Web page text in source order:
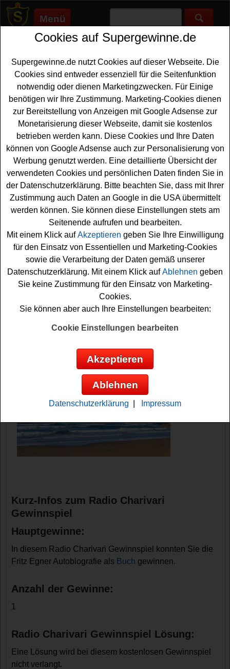
Menü
Supergewinne.de>Gewinnspiele>Sonstige Gewinnspiele
Anzeige:
Anzeige:
Radio Charivari Gewinnspiel - Fritz
Egner Autobiografie gewinnen
Haben Sie Lust auf neue, spannende Lektüre? Dann
sollten Sie bei diesem kostenlosen Gewinnspiel von
RadioCharivari mitmachen. Verlost wird die
Autobiografie von Fritz Egner - und mit etwas Glück
können Sie dieses Buch gewinnen. Falls Sie gratis
mitspielen möchten, müssen Sie nur flink das kleine
Formular ausfüllen. Vielleicht klappt es ja? Viel Erfolg!
Radio Charivari verlost die Fritz Egner
Autobiografie als Buch
Anzeige:
Kurz-Infos zum Radio Charivari
Gewinnspiel
Hauptgewinne:
In diesem Radio Charivari Gewinnspiel konnten Sie die
Fritz Egner Autobiografie als Buch gewinnen.
Anzahl der Gewinne:
1
Radio Charivari Gewinnspiel Lösung:
Eine Lösung wird bei diesem kostenlosen Gewinnspiel
nicht verlangt.
Cookies auf Supergewinne.de
Supergewinne.de nutzt Cookies auf dieser Webseite. Die
Cookies sind entweder essenziell für die Seitenfunktion
notwendig oder dienen Marketingzwecken. Für Einige
benötigen wir Ihre Zustimmung. Marketing-Cookies dienen
zur Bereitstellung von Anzeigen mit Google Adsense zur
Monetarisierung dieser Webseite, damit sie kostenlos
betrieben werden kann. Diese Cookies und Ihre Daten
können von Google Adsense auch zur Personalisierung von
Werbung genutzt werden. Eine detaillierte Übersicht der
verwendeten Cookies und persönlichen Daten finden Sie in
der Datenschutzerklärung. Bitte beachten Sie, dass mit Ihrer
Zustimmung auch Daten an Google in die USA übermittelt
werden können. Sie können diese Einstellungen stets am
Seitenende aufrufen und bearbeiten.
Mit einem Klick aufAkzeptieren geben Sie Ihre Einwilligung
für den Einsatz von Essentiellen und Marketing-Cookies
sowie die Verarbeitung der Daten gemäß unserer
Datenschutzerklärung. Mit einem Klick aufAblehnen geben
Sie keine Zustimmung für den Einsatz von Marketing-
Cookies.
Sie können aber auch Ihre Einstellungen bearbeiten:
Cookie Einstellungen bearbeiten
Akzeptieren
Ablehnen
Datenschutzerklärung Impressum